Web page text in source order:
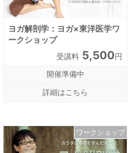
ヨガ解剖学：ヨガ×東洋医学ワ
ークショップ
受講料 5,500円
開催準備中
詳細はこちら
ワークショップ